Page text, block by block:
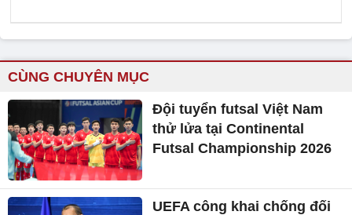
CÙNG CHUYÊN MỤC
Đội tuyển futsal Việt Nam
thử lửa tại Continental
Futsal Championship 2026
UEFA công khai chống đối